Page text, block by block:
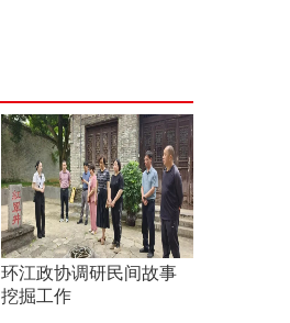
环江政协调研民间故事
挖掘工作